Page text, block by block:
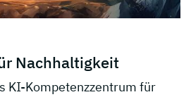
Nachhaltigkeit
KI-Kompetenzzentrum für